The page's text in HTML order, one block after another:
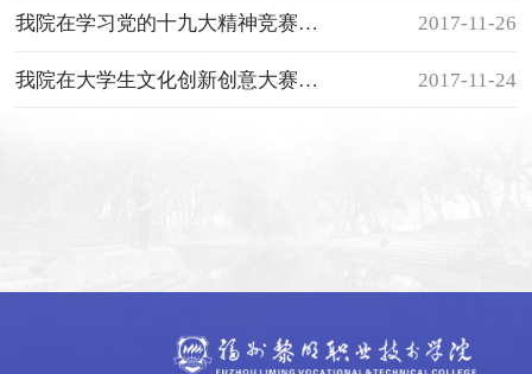
我院在学习党的十九大精神竞赛活动中晋级全省决赛 2017-11-26
我院在大学生文化创新创意大赛总决赛中夺得铜奖 2017-11-24